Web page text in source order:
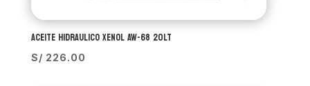
ACEITE HIDRAULICO XENOL AW-68 20LT
S/ 226.00